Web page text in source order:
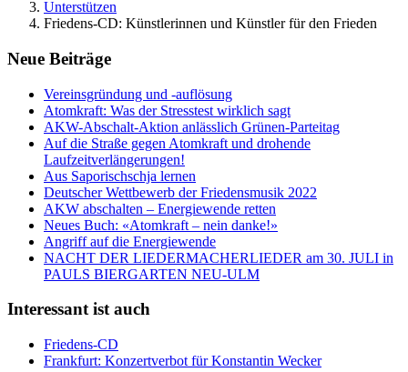
Unterstützen
Friedens-CD: Künstlerinnen und Künstler für den Frieden
Neue Beiträge
Vereinsgründung und -auflösung
Atomkraft: Was der Stresstest wirklich sagt
AKW-Abschalt-Aktion anlässlich Grünen-Parteitag
Auf die Straße gegen Atomkraft und drohende
Laufzeitverlängerungen!
Aus Saporischschja lernen
Deutscher Wettbewerb der Friedensmusik 2022
AKW abschalten – Energiewende retten
Neues Buch: «Atomkraft – nein danke!»
Angriff auf die Energiewende
NACHT DER LIEDERMACHERLIEDER am 30. JULI in
PAULS BIERGARTEN NEU-ULM
Interessant ist auch
Friedens-CD
Frankfurt: Konzertverbot für Konstantin Wecker